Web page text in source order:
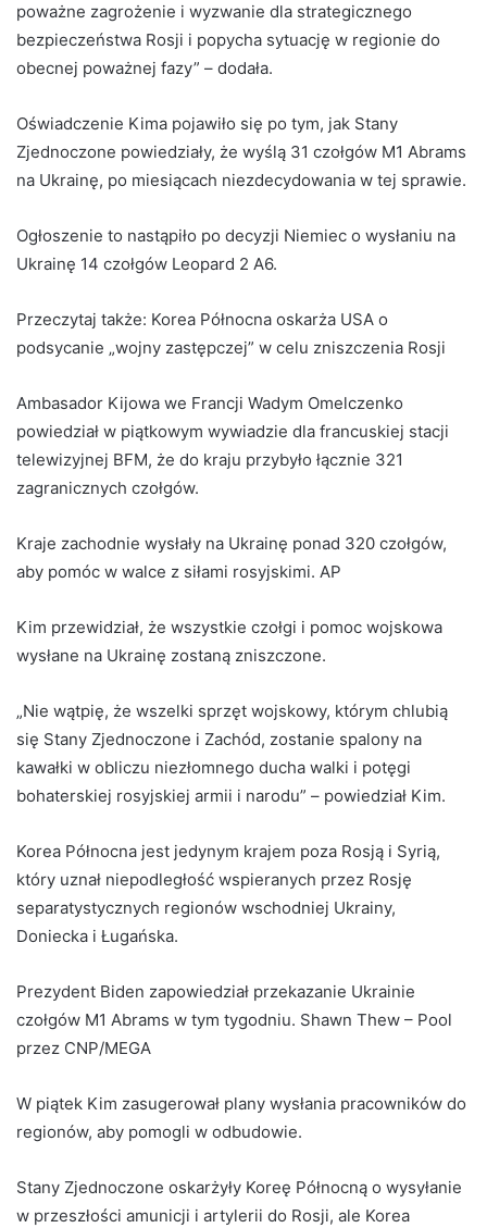
poważne zagrożenie i wyzwanie dla strategicznego
bezpieczeństwa Rosji i popycha sytuację w regionie do
obecnej poważnej fazy” – dodała.
Oświadczenie Kima pojawiło się po tym, jak Stany
Zjednoczone powiedziały, że wyślą 31 czołgów M1 Abrams
na Ukrainę, po miesiącach niezdecydowania w tej sprawie.
Ogłoszenie to nastąpiło po decyzji Niemiec o wysłaniu na
Ukrainę 14 czołgów Leopard 2 A6.
Przeczytaj także: Korea Północna oskarża USA o
podsycanie „wojny zastępczej” w celu zniszczenia Rosji
Ambasador Kijowa we Francji Wadym Omelczenko
powiedział w piątkowym wywiadzie dla francuskiej stacji
telewizyjnej BFM, że do kraju przybyło łącznie 321
zagranicznych czołgów.
Kraje zachodnie wysłały na Ukrainę ponad 320 czołgów,
aby pomóc w walce z siłami rosyjskimi. AP
Kim przewidział, że wszystkie czołgi i pomoc wojskowa
wysłane na Ukrainę zostaną zniszczone.
„Nie wątpię, że wszelki sprzęt wojskowy, którym chlubią
się Stany Zjednoczone i Zachód, zostanie spalony na
kawałki w obliczu niezłomnego ducha walki i potęgi
bohaterskiej rosyjskiej armii i narodu” – powiedział Kim.
Korea Północna jest jedynym krajem poza Rosją i Syrią,
który uznał niepodległość wspieranych przez Rosję
separatystycznych regionów wschodniej Ukrainy,
Doniecka i Ługańska.
Prezydent Biden zapowiedział przekazanie Ukrainie
czołgów M1 Abrams w tym tygodniu. Shawn Thew – Pool
przez CNP/MEGA
W piątek Kim zasugerował plany wysłania pracowników do
regionów, aby pomogli w odbudowie.
Stany Zjednoczone oskarżyły Koreę Północną o wysyłanie
w przeszłości amunicji i artylerii do Rosji, ale Korea